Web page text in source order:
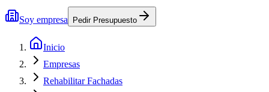
Soy empresa Pedir Presupuesto
Inicio
Empresas
Rehabilitar Fachadas